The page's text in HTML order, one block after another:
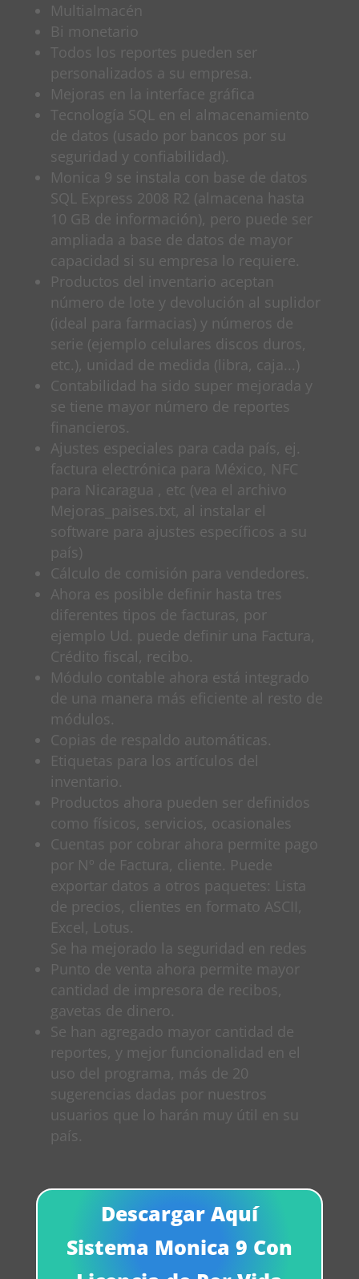
Multialmacén
Bi monetario
Todos los reportes pueden ser
personalizados a su empresa.
Mejoras en la interface gráfica
Tecnología SQL en el almacenamiento
de datos (usado por bancos por su
seguridad y confiabilidad).
Monica 9 se instala con base de datos
SQL Express 2008 R2 (almacena hasta
10 GB de información), pero puede ser
ampliada a base de datos de mayor
capacidad si su empresa lo requiere.
Productos del inventario aceptan
número de lote y devolución al suplidor
(ideal para farmacias) y números de
serie (ejemplo celulares discos duros,
etc.), unidad de medida (libra, caja...)
Contabilidad ha sido super mejorada y
se tiene mayor número de reportes
financieros.
Ajustes especiales para cada país, ej.
factura electrónica para México, NFC
para Nicaragua , etc (vea el archivo
Mejoras_paises.txt, al instalar el
software para ajustes específicos a su
país)
Cálculo de comisión para vendedores.
Ahora es posible definir hasta tres
diferentes tipos de facturas, por
ejemplo Ud. puede definir una Factura,
Crédito fiscal, recibo.
Módulo contable ahora está integrado
de una manera más eficiente al resto de
módulos.
Copias de respaldo automáticas.
Etiquetas para los artículos del
inventario.
Productos ahora pueden ser definidos
como físicos, servicios, ocasionales
Cuentas por cobrar ahora permite pago
por Nº de Factura, cliente. Puede
exportar datos a otros paquetes: Lista
de precios, clientes en formato ASCII,
Excel, Lotus.
Se ha mejorado la seguridad en redes
Punto de venta ahora permite mayor
cantidad de impresora de recibos,
gavetas de dinero.
Se han agregado mayor cantidad de
reportes, y mejor funcionalidad en el
uso del programa, más de 20
sugerencias dadas por nuestros
usuarios que lo harán muy útil en su
país.
Descargar Aquí
Sistema Monica 9 Con